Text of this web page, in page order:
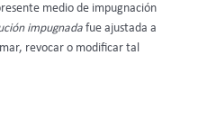
medio de impugnación
impugnada fue ajustada a
revocar o modificar tal